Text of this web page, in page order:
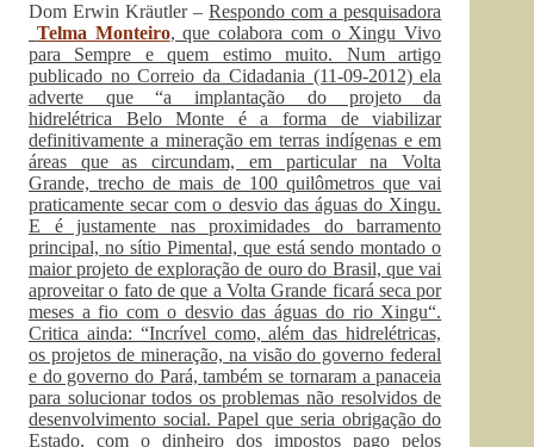
Dom Erwin Kräutler –Respondo com a pesquisadora
Telma Monteiro, que colabora com o Xingu Vivo
para Sempre e quem estimo muito. Num artigo
publicado no Correio da Cidadania (11-09-2012) ela
adverte que “a implantação do projeto da
hidrelétrica Belo Monte é a forma de viabilizar
definitivamente a mineração em terras indígenas e em
áreas que as circundam, em particular na Volta
Grande, trecho de mais de 100 quilômetros que vai
praticamente secar com o desvio das águas do Xingu.
E é justamente nas proximidades do barramento
principal, no sítio Pimental, que está sendo montado o
maior projeto de exploração de ouro do Brasil, que vai
aproveitar o fato de que a Volta Grande ficará seca por
meses a fio com o desvio das águas do rio Xingu“.
Critica ainda: “Incrível como, além das hidrelétricas,
os projetos de mineração, na visão do governo federal
e do governo do Pará, também se tornaram a panaceia
para solucionar todos os problemas não resolvidos de
desenvolvimento social. Papel que seria obrigação do
Estado, com o dinheiro dos impostos pago pelos